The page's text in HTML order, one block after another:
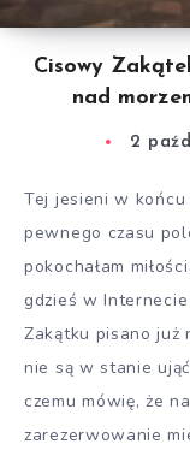
Cisowy
nad
2
Tej jesieni w końcu
pewnego czasu
pokochałam
gdzieś w
Zakątku pisano już
nie są w stanie
czemu mówię, że
zarezerwowanie